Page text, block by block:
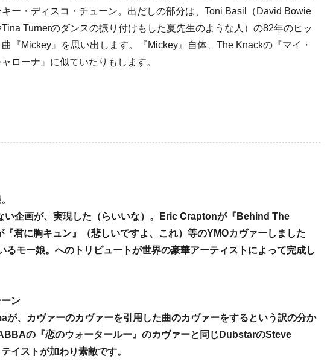
キー・ディスコ・チューン。出だしの部分は、Toni Basil（David Bowie
Tina Turnerのダンスの振り付けもした夏先生のような人）の82年のヒッ
曲『Mickey』を思い出します。『Mickey』自体、The Knackの『マイ・
ャローナ』に似ていたりもします。
い企画が、実現した（らいいな）。Eric Craptonが『Behind The
君に胸キュン』（悲しいですよ、これ）等のYMOカヴァーしました
るモー娘。へのトリビュートが世界の豪華アーティストによって完成し
ン
が、カヴァーのカヴァーを引用した曲のカヴァーをするという訳の分か
の『恋のウォータールー』のカヴァーと同じDubstarのSteve
イストが加わり素敵です。